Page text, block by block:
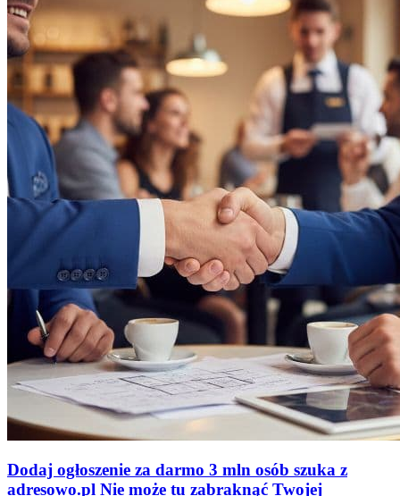
Dodaj ogłoszenie za darmo 3 mln osób szuka z
adresowo.pl Nie może tu zabraknąć Twojej